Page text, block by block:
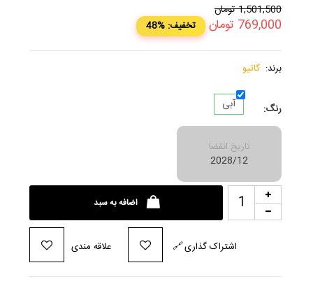
1,501,500تومان
769,000 تومان 48% :تخفیف
برند: گاتیو
رنگ: آبی
تاریخ انقضا
2028/12
اضافه به سبد
علاقه مندی 🔗اشتراک گذاری